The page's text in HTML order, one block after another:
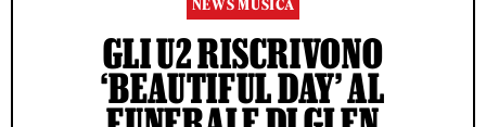
NEWS MUSICA
GLI U2 RISCRIVONO
‘BEAUTIFUL DAY’ AL